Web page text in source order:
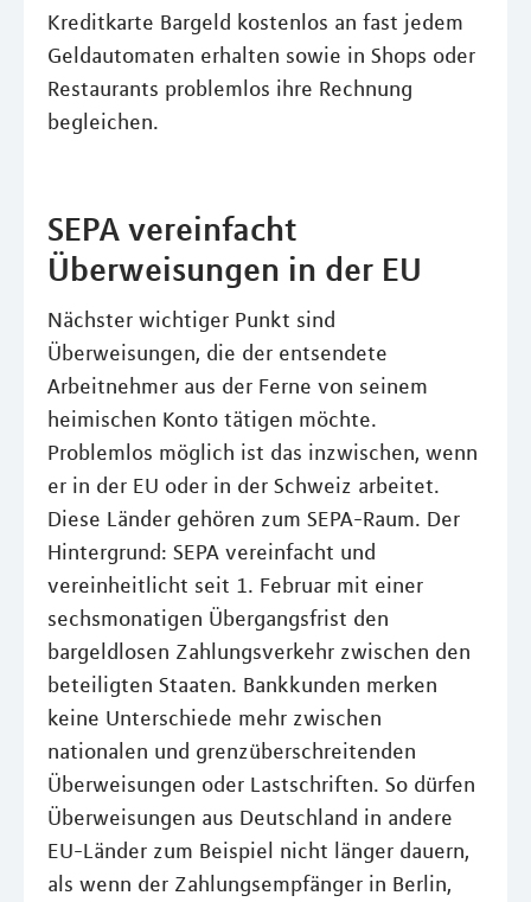
Kreditkarte Bargeld kostenlos an fast jedem
Geldautomaten erhalten sowie in Shops oder
Restaurants problemlos ihre Rechnung
begleichen.
SEPA vereinfacht
Überweisungen in der EU
Nächster wichtiger Punkt sind
Überweisungen, die der entsendete
Arbeitnehmer aus der Ferne von seinem
heimischen Konto tätigen möchte.
Problemlos möglich ist das inzwischen, wenn
er in der EU oder in der Schweiz arbeitet.
Diese Länder gehören zum SEPA-Raum. Der
Hintergrund: SEPA vereinfacht und
vereinheitlicht seit 1. Februar mit einer
sechsmonatigen Übergangsfrist den
bargeldlosen Zahlungsverkehr zwischen den
beteiligten Staaten. Bankkunden merken
keine Unterschiede mehr zwischen
nationalen und grenzüberschreitenden
Überweisungen oder Lastschriften. So dürfen
Überweisungen aus Deutschland in andere
EU-Länder zum Beispiel nicht länger dauern,
als wenn der Zahlungsempfänger in Berlin,